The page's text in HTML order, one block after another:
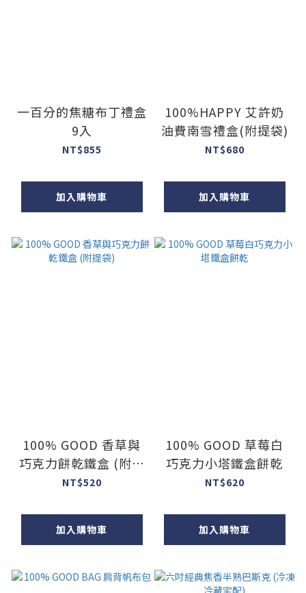
一百分的焦糖布丁禮盒
9入
NT$855
加入購物車
100%HAPPY 艾許奶
油費南雪禮盒(附提袋)
NT$680
加入購物車
100% GOOD 香草與
巧克力餅乾鐵盒 (附提
袋)
NT$520
加入購物車
100% GOOD 草莓白
巧克力小塔鐵盒餅乾
NT$620
加入購物車